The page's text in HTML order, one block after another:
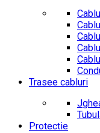
Trasee cabluri
Protectie